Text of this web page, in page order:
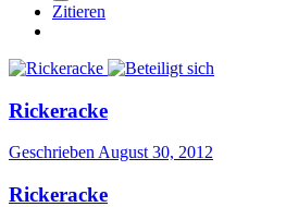
Zitieren
Rickeracke
Geschrieben August 30, 2012
Rickeracke